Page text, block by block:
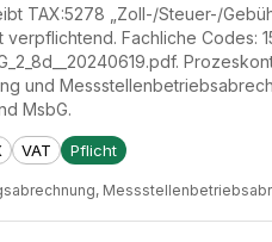
TAX:5278 „Zoll-/Steuer-/
Fachliche Codes:
und
MsbG.
VAT Pflicht